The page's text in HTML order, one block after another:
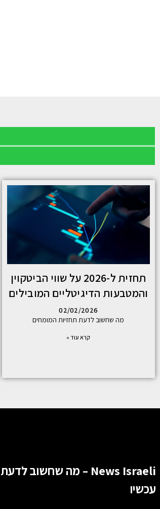
תחזית ל-2026 על שווי הביטקוין
והמטבעות הדיגיטליים המובילים
02/02/2026
מה שחשוב לדעת תחזיות המומחים
קרא עוד »
News Israeli – מה שחשוב לדעת
עכשיו